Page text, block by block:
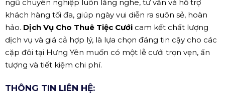
ngũ chuyên nghiệp luôn lắng nghe, tư vấn và hỗ trợ
khách hàng tối đa, giúp ngày vui diễn ra suôn sẻ, hoàn
hảo. Dịch Vụ Cho Thuê Tiệc Cưới cam kết chất lượng
dịch vụ và giá cả hợp lý, là lựa chọn đáng tin cậy cho các
cặp đôi tại Hưng Yên muốn có một lễ cưới trọn vẹn, ấn
tượng và tiết kiệm chi phí.
THÔNG TIN LIÊN HỆ: